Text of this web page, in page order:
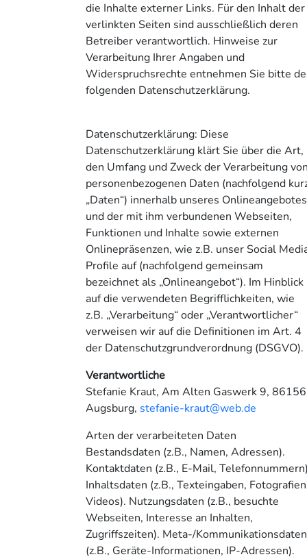
die Inhalte externer Links. Für den Inhalt der
verlinkten Seiten sind ausschließlich deren
Betreiber verantwortlich. Hinweise zur
Verarbeitung Ihrer Angaben und
Widerspruchsrechte entnehmen Sie bitte
folgenden Datenschutzerklärung.
Datenschutzerklärung: Diese
Datenschutzerklärung klärt Sie über die Art,
den Umfang und Zweck der Verarbeitung
personenbezogenen Daten (nachfolgend
„Daten“) innerhalb unseres Onlineangebotes
und der mit ihm verbundenen Webseiten,
Funktionen und Inhalte sowie externen
Onlinepräsenzen, wie z.B. unser Social
Profile auf (nachfolgend gemeinsam
bezeichnet als „Onlineangebot“). Im Hinblick
auf die verwendeten Begrifflichkeiten, wie
z.B. „Verarbeitung“ oder „Verantwortlicher“
verweisen wir auf die Definitionen im Art. 4
der Datenschutzgrundverordnung (DSGVO).
Verantwortliche
Stefanie Kraut, Am Alten Gaswerk 9, 86156
Augsburg, stefanie-kraut@web.de
Arten der verarbeiteten Daten
Bestandsdaten (z.B., Namen, Adressen).
Kontaktdaten (z.B., E-Mail,
Inhaltsdaten (z.B., Texteingaben,
Videos). Nutzungsdaten (z.B., besuchte
Webseiten, Interesse an Inhalten,
Zugriffszeiten). Meta-/Kommunikationsdaten
(z.B., Geräte-Informationen, IP-Adressen).